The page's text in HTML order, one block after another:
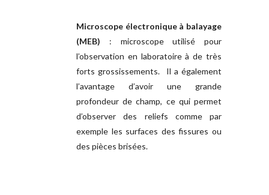
Microscope électronique à balayage
(MEB) : microscope utilisé pour
l’observation en laboratoire à de très
forts grossissements. Il a également
l’avantage d’avoir une grande
profondeur de champ, ce qui permet
d’observer des reliefs comme par
exemple les surfaces des fissures ou
des pièces brisées.